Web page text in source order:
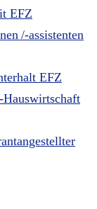
EFZ
/-assistenten
EFZ